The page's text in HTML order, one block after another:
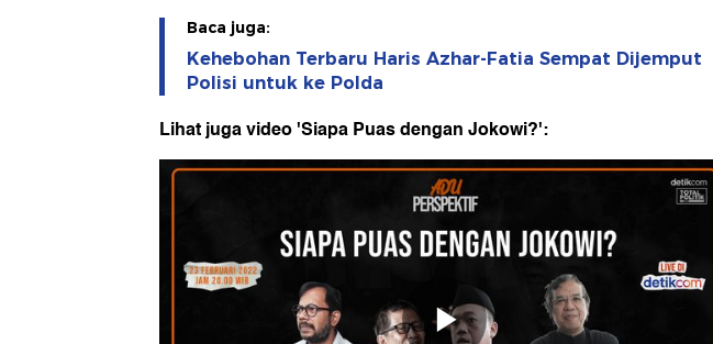
Baca juga:
Kehebohan Terbaru Haris Azhar-Fatia Sempat Dijemput
Polisi untuk ke Polda
Lihat juga video 'Siapa Puas dengan Jokowi?':